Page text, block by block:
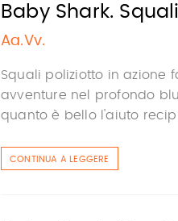
Baby Shark.
Aa.Vv.
Squali poliziotto in azione
avventure nel profondo
quanto è bello l'aiuto
CONTINUA A LEGGERE